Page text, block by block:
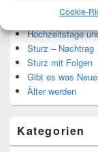
Cookie-
Hochzeitstage
Sturz – Nachtrag
Sturz mit Folgen
Gibt es was
Älter werden
Kategorien